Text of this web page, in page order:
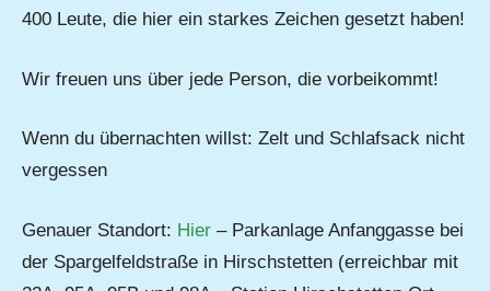
400 Leute, die hier ein starkes Zeichen gesetzt haben!
Wir freuen uns über jede Person, die vorbeikommt!
Wenn du übernachten willst: Zelt und Schlafsack nicht
vergessen
Genauer Standort: Hier – Parkanlage Anfanggasse bei
der Spargelfeldstraße in Hirschstetten (erreichbar mit